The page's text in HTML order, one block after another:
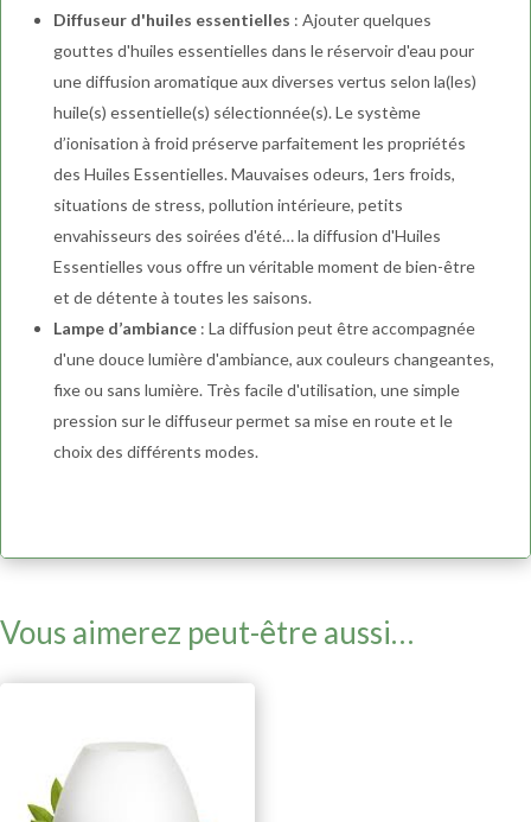
Diffuseur d'huiles essentielles : Ajouter quelques
gouttes d'huiles essentielles dans le réservoir d'eau pour
une diffusion aromatique aux diverses vertus selon la(les)
huile(s) essentielle(s) sélectionnée(s). Le système
d’ionisation à froid préserve parfaitement les propriétés
des Huiles Essentielles. Mauvaises odeurs, 1ers froids,
situations de stress, pollution intérieure, petits
envahisseurs des soirées d'été… la diffusion d'Huiles
Essentielles vous offre un véritable moment de bien-être
et de détente à toutes les saisons.
Lampe d’ambiance : La diffusion peut être accompagnée
d'une douce lumière d'ambiance, aux couleurs changeantes,
fixe ou sans lumière. Très facile d'utilisation, une simple
pression sur le diffuseur permet sa mise en route et le
choix des différents modes.
Vous aimerez peut-être aussi…